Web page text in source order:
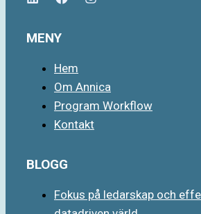
MENY
Hem
Om Annica
Program Workflow
Kontakt
BLOGG
Fokus på ledarskap och